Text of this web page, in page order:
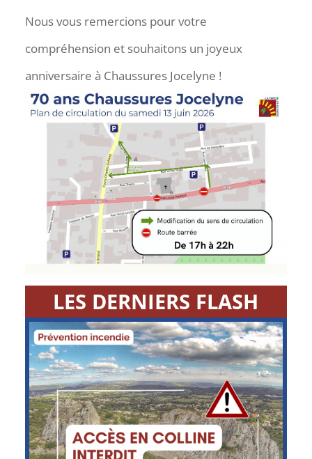
Nous vous remercions pour votre
compréhension et souhaitons un joyeux
anniversaire à Chaussures Jocelyne !
LES DERNIERS FLASH